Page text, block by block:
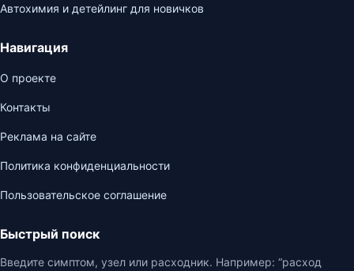
Автохимия и детейлинг для новичков
Навигация
О проекте
Контакты
Реклама на сайте
Политика конфиденциальности
Пользовательское соглашение
Быстрый поиск
Введите симптом, узел или расходник. Например: “расход